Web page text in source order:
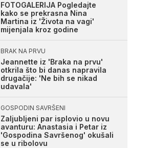
FOTOGALERIJA Pogledajte
kako se prekrasna Nina
Martina iz 'Života na vagi'
mijenjala kroz godine
BRAK NA PRVU
Jeannette iz 'Braka na prvu'
otkrila što bi danas napravila
drugačije: 'Ne bih se nikad
udavala'
GOSPODIN SAVRŠENI
Zaljubljeni par isplovio u novu
avanturu: Anastasia i Petar iz
'Gospodina Savršenog' okušali
se u ribolovu